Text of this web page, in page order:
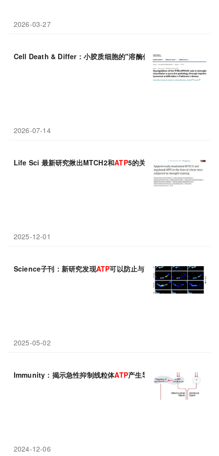
2026-03-27
Cell Death & Differ：小胶质细胞的"溶酶体失守"，华中科技大学
2026-07-14
Life Sci 最新研究揪出MTCH2和ATP5的关键作用
2025-12-01
Science子刊：新研究发现ATP可以防止与帕金森病和肌萎缩侧索
2025-05-02
Immunity：揭示急性抑制线粒体ATP产生导致炎症反应机制，有
2024-12-06